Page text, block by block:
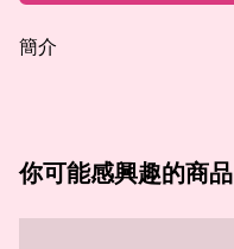
簡介
你可能感興趣的商品